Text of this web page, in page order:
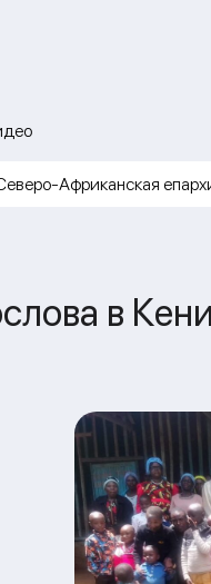
Африканская
в